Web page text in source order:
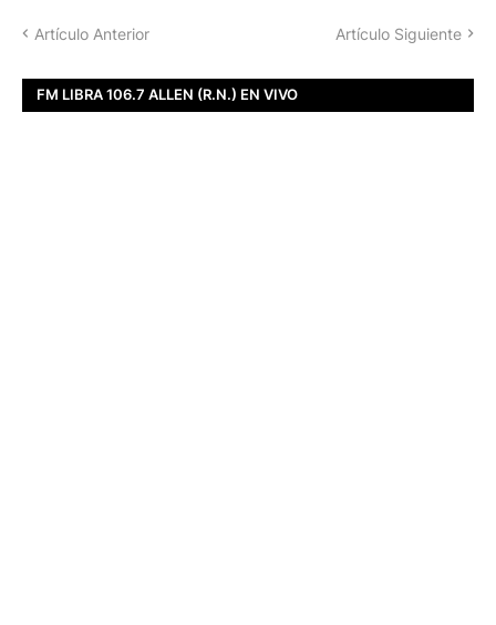
Artículo Anterior Artículo Siguiente
FM LIBRA 106.7 ALLEN (R.N.) EN VIVO